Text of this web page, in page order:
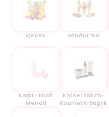
İçecek Dondurma
Kağıt - Islak
Mendil
Kişisel Bakım-
Kozmetik-Sağlık